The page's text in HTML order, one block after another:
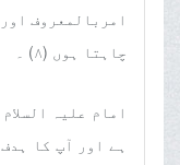
امربالمعروف
چاہتا ہوں (٨) ۔
امام علیہ
ہے اور آپ کا